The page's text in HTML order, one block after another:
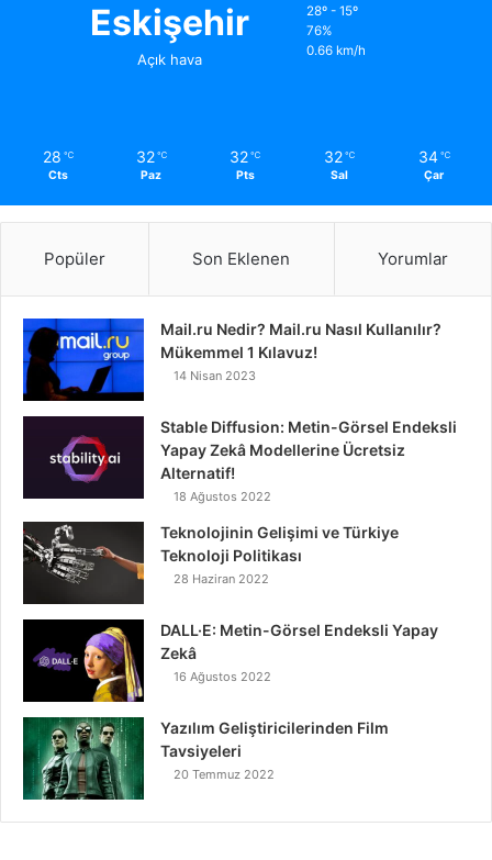
Eskişehir
Açık hava
28º - 15º
76%
0.66 km/h
28 ℃
Cts
32 ℃
Paz
32 ℃
Pts
32 ℃
Sal
34 ℃
Çar
Popüler Son Eklenen Yorumlar
Mail.ru Nedir? Mail.ru Nasıl Kullanılır?
Mükemmel 1 Kılavuz!
14 Nisan 2023
Stable Diffusion: Metin-Görsel Endeksli
Yapay Zekâ Modellerine Ücretsiz
Alternatif!
18 Ağustos 2022
Teknolojinin Gelişimi ve Türkiye
Teknoloji Politikası
28 Haziran 2022
DALL·E: Metin-Görsel Endeksli Yapay
Zekâ
16 Ağustos 2022
Yazılım Geliştiricilerinden Film
Tavsiyeleri
20 Temmuz 2022